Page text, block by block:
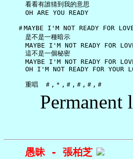
     看看有誰猜到我的意思
     OH ARE YOU READY
＃MAYBE I'M NOT READY FOR
     是不是一種暗示
MAYBE I'M NOT READY FOR
     這不是一個秘密
MAYBE I'M NOT READY FOR
OH I'M NOT READY FOR YOUR
愚昧 - 張柏芝